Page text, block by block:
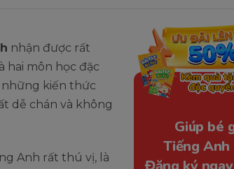
nhận được rất
hai môn học đặc
những kiến thức
dễ chán và không
Anh rất thú vị, là
Giúp bé
Tiếng Anh